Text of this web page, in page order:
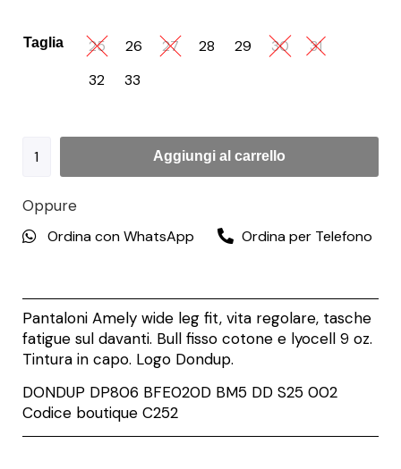
Taglia 25 26 27 28 29 30
31
32
33
Aggiungi al carrello
Oppure
Ordina con WhatsApp Ordina per Telefono
Pantaloni Amely wide leg fit, vita regolare, tasche
fatigue sul davanti. Bull fisso cotone e lyocell 9 oz.
Tintura in capo. Logo Dondup.
DONDUP DP806 BFE020D BM5 DD S25 002
Codice boutique C252